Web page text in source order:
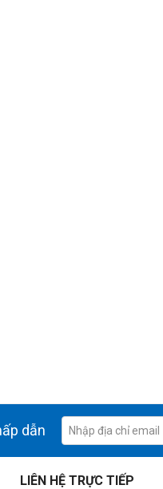
dẫn
LIÊN HỆ TRỰC TIẾP